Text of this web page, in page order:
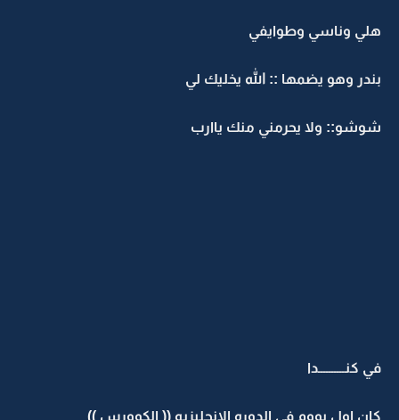
هلي وناسي وطوايفي
بندر وهو يضمها :: الله يخليك لي
شوشو:: ولا يحرمني منك ياارب
في كنــــــــــدا
كان اول يووم في الدوره الانجليزيه (( الكوورس ))